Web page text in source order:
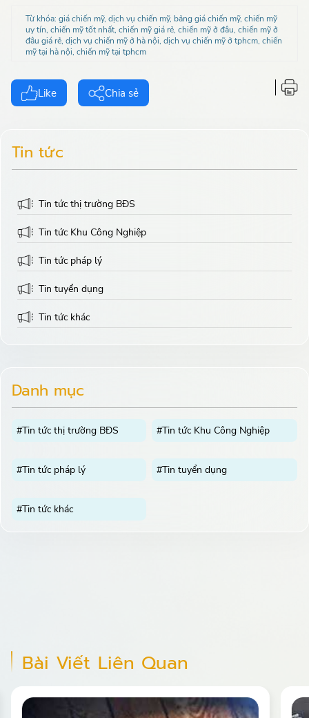
Từ khóa: giá chiến mỹ, dịch vụ chiến mỹ, bảng giá chiến mỹ, chiến mỹ
uy tín, chiến mỹ tốt nhất, chiến mỹ giá rẻ, chiến mỹ ở đâu, chiến mỹ ở
đâu giá rẻ, dịch vụ chiến mỹ ở hà nội, dịch vụ chiến mỹ ở tphcm, chiến
mỹ tại hà nội, chiến mỹ tại tphcm
Like Chia sẻ
Tin tức
Tin tức thị trường BĐS
Tin tức Khu Công Nghiệp
Tin tức pháp lý
Tin tuyển dụng
Tin tức khác
Danh mục
#Tin tức thị trường BĐS #Tin tức Khu Công Nghiệp
#Tin tức pháp lý #Tin tuyển dụng
#Tin tức khác
Bài Viết Liên Quan